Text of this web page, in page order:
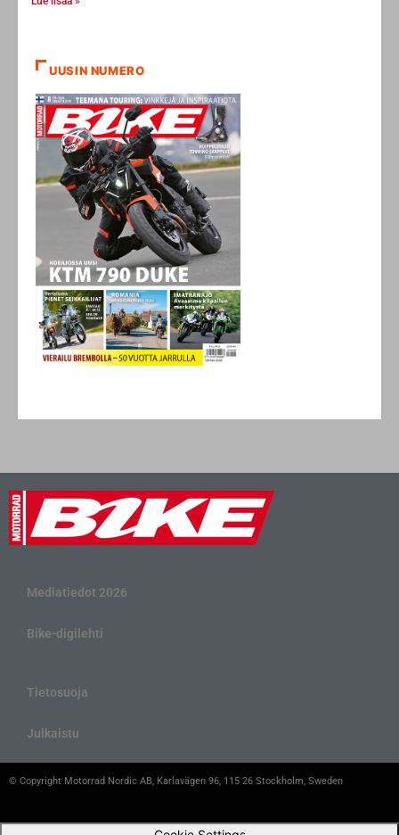
UUSIN NUMERO
Mediatiedot 2026
Bike-digilehti
Tietosuoja
Julkaistu
© Copyright Motorrad Nordic AB, Karlavägen 96, 115 26 Stockholm, Sweden